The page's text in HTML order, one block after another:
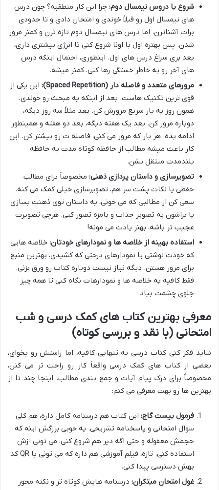
شروع با دروس نیمسال دوم: چرا این کار منطقیه؟ چون درس
های نیمسال اول رو قبلاً خوندی و امتحان دادی و تا حدودی
برات آشناترن. اما درس های نیمسال دوم تازه ترن و کمتر مرور
شدن. پس بهتره اول با اونا شروع کنی تا انرژی بیشتری داری،
بعد بری سراغ درس های اول. اینطوری، احتمال اینکه درس
های آخر رو به خاطر خستگی رها کنی، کمتر میشه.
مرورهای متعدد و فاصله دار (Spaced Repetition):
این یکی از
قوی ترین تکنیک هاست. بعد از اینکه یه مبحث رو خوندی،
همون روز یه بار سریع مرورش کن. بعد مثلاً سه روز دیگه،
دوباره مرور کن. بعد یک هفته دیگه، بعد دو هفته و همینطور
ادامه بده. هر بار که مرور می کنی، فاصله ت رو بیشتر کن. این
کار باعث میشه مطالب از حافظه کوتاه مدت به حافظه
بلندمدت منتقل بشن.
تصویرسازی و داستان پردازی ذهنی: مخصوصاً برای مطالب
حفظی یا نکات پشت سر هم، تصویرسازی خیلی کمک می کنه.
سعی کن از مطالبی که می خونی، یه داستان توی ذهنت بسازی
یا براشون یه تصویر جذاب و بامزه تصور کنی. هرچی تصویرت
عجیب تر باشه، بهتر یادت می مونه!
استفاده بهینه از خلاصه ها و نمودارهای خودتان: خلاصه هایی
که خودت نوشتی یا نمودارهای درختی که کشیدی، بهترین منبع
برای مرور هستن. دیگه نیاز نیست دوباره کتاب رو ورق بزنی.
فقط کافیه به خلاصه ها و نمودارهات نگاه کنی تا همه چیز
جلوی چشمت بیاد.
معرفی بهترین کتاب های کمک درسی و شب
امتحانی (با نقد و بررسی کوتاه)
شاید فکر کنی کتاب درسی به تنهایی کافیه، اما راستش رو بخوای،
بعضی از کتاب های کمک درسی واقعاً کار رو راحت تر می کنن،
مخصوصاً برای درک پیام آیات و جمع بندی مطالب. اینجا چند تا از
بهترین ها رو بهت معرفی می کنم:
فرمول بیست گاج: این کتاب هم درسنامه کامل داره، هم کلی
سوال امتحانی و پاسخنامه تشریحی. یه خوبی بزرگش اینه که
حجمش معقوله و حتی اگه دیر هم شروع کنی، می تونی ازش
استفاده کنی. تازه، فیلم آموزشی هم داره که می تونی با QR کد
بهش دسترسی پیدا کنی.
غول امتحان مبتکران: درسنامه هایش کوتاه تر و نکته محور